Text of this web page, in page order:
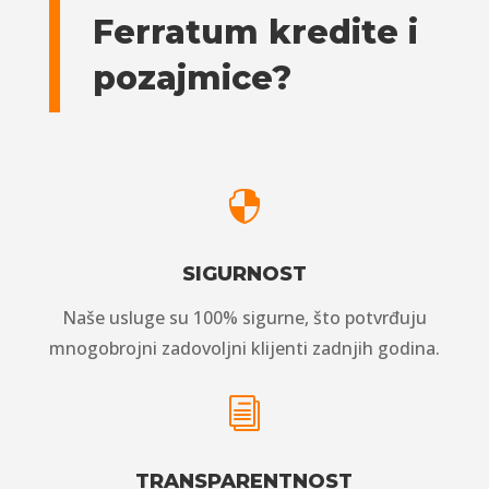
Ferratum kredite i
pozajmice?

SIGURNOST
Naše usluge su 100% sigurne, što potvrđuju
mnogobrojni zadovoljni klijenti zadnjih godina.
i
TRANSPARENTNOST